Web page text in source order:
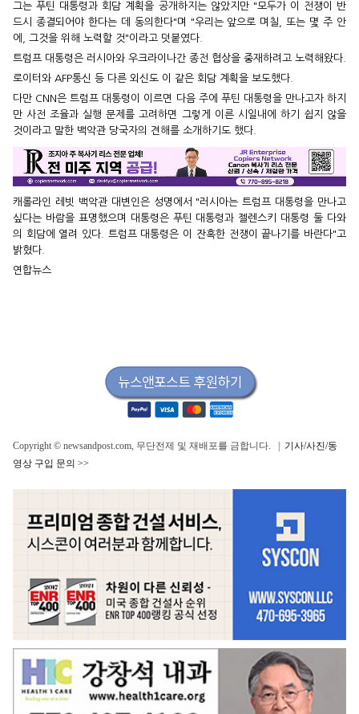
그는 푸틴 대통령과 회담 계획을 공개하지는 않았지만 "모두가 이 전쟁이 반
드시 종결되어야 한다는 데 동의한다"며 "우리는 앞으로 며칠, 또는 몇 주 안
에, 그것을 위해 노력할 것"이라고 덧붙였다.
트럼프 대통령은 러시아와 우크라이나간 종전 협상을 중재하려고 노력해왔다.
로이터와 AFP통신 등 다른 외신도 이 같은 회담 계획을 보도했다.
다만 CNN은 트럼프 대통령이 이르면 다음 주에 푸틴 대통령을 만나고자 하지
만 사전 조율과 실행 문제를 고려하면 그렇게 이른 시일내에 하기 쉽지 않을
것이라고 말한 백악관 당국자의 견해를 소개하기도 했다.
캐롤라인 레빗 백악관 대변인은 성명에서 "러시아는 트럼프 대통령을 만나고
싶다는 바람을 표명했으며 대통령은 푸틴 대통령과 젤렌스키 대통령 둘 다와
의 회담에 열려 있다. 트럼프 대통령은 이 잔혹한 전쟁이 끝나기를 바란다"고
밝혔다.
연합뉴스
Copyright © newsandpost.com, 무단전제 및 재배포를 금합니다. | 기사/사진/동
영상 구입 문의 >>